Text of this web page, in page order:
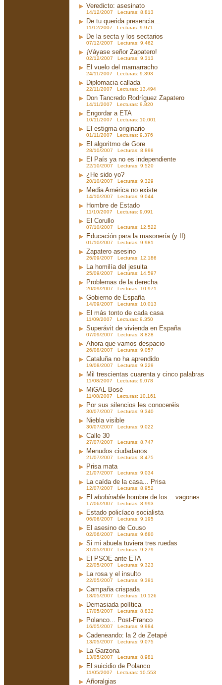
Veredicto: asesinato
14/12/2007 Lecturas: 8.813
De tu querida presencia...
11/12/2007 Lecturas: 9.971
De la secta y los sectarios
07/12/2007 Lecturas: 9.462
¡Váyase señor Zapatero!
02/12/2007 Lecturas: 9.313
El vuelo del mamarracho
24/11/2007 Lecturas: 9.393
Diplomacia callada
22/11/2007 Lecturas: 13.494
Don Tancredo Rodríguez Zapatero
14/11/2007 Lecturas: 9.820
Engordar a ETA
10/11/2007 Lecturas: 10.001
El estigma originario
01/11/2007 Lecturas: 9.376
El algoritmo de Gore
28/10/2007 Lecturas: 8.898
El País ya no es independiente
22/10/2007 Lecturas: 9.520
¿He sido yo?
20/10/2007 Lecturas: 9.329
Media América no existe
14/10/2007 Lecturas: 9.044
Hombre de Estado
11/10/2007 Lecturas: 9.091
El Corullo
07/10/2007 Lecturas: 12.522
Educación para la masonería (y II)
01/10/2007 Lecturas: 9.981
Zapatero asesino
26/09/2007 Lecturas: 12.186
La homilía del jesuita
25/09/2007 Lecturas: 14.597
Problemas de la derecha
20/09/2007 Lecturas: 10.971
Gobierno de España
14/09/2007 Lecturas: 10.013
El más tonto de cada casa
11/09/2007 Lecturas: 9.350
Superávit de vivienda en España
07/09/2007 Lecturas: 8.828
Ahora que vamos despacio
26/08/2007 Lecturas: 9.057
Cataluña no ha aprendido
19/08/2007 Lecturas: 9.229
Mil trescientas cuarenta y cinco palabras
11/08/2007 Lecturas: 9.078
MiGAL Bosé
11/08/2007 Lecturas: 10.161
Por sus silencios les conoceréis
30/07/2007 Lecturas: 9.340
Niebla visible
30/07/2007 Lecturas: 9.022
Calle 30
27/07/2007 Lecturas: 8.747
Menudos ciudadanos
21/07/2007 Lecturas: 8.475
Prisa mata
21/07/2007 Lecturas: 9.034
La caída de la casa... Prisa
12/07/2007 Lecturas: 8.952
El abobinable hombre de los... vagones
17/06/2007 Lecturas: 8.993
Estado policíaco socialista
06/06/2007 Lecturas: 9.195
El asesino de Couso
02/06/2007 Lecturas: 9.680
Si mi abuela tuviera tres ruedas
31/05/2007 Lecturas: 9.279
El PSOE ante ETA
22/05/2007 Lecturas: 9.323
La rosa y el insulto
22/05/2007 Lecturas: 9.391
Campaña crispada
18/05/2007 Lecturas: 10.126
Demasiada política
17/05/2007 Lecturas: 8.832
Polanco... Post-Franco
16/05/2007 Lecturas: 9.984
Cadeneando: la 2 de Zetapé
13/05/2007 Lecturas: 9.075
La Garzona
13/05/2007 Lecturas: 8.981
El suicidio de Polanco
11/05/2007 Lecturas: 10.553
Añoralgias